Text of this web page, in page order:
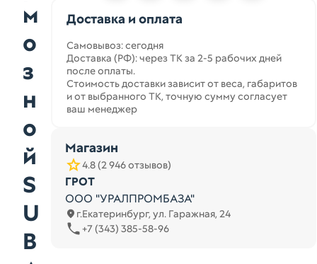
м
о
з
н
о
й
S
U
B
Доставка и оплата
Самовывоз: сегодня
Доставка (РФ): через ТК за 2-5 рабочих дней
после оплаты.
Стоимость доставки зависит от веса, габаритов
и от выбранного ТК, точную сумму согласует
ваш менеджер
Магазин
4.8 (2 946 отзывов)
ГРОТ
ООО "УРАЛПРОМБАЗА"
г.Екатеринбург, ул. Гаражная, 24
+7 (343) 385-58-96